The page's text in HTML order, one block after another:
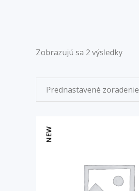
Zobrazujú sa 2 výsledky
Prednastavené zoradenie
NEW